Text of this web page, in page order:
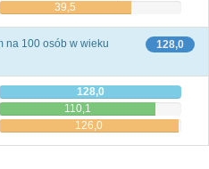
39,5
128,0
na 100 osób w wieku
128,0
110,1
126,0